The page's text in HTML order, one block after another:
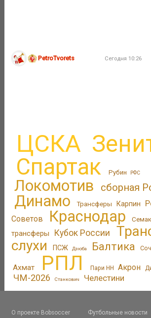
PetroTvorets Сегодня 10:26
ЦСКА
Спартак Рубин РФС
Локомотив сборная
Динамо Трансферы Карпин
Советов
Краснодар Семак
трансферы
Кубок России
слухи
ПСЖ Дзюба Балтика
Ахмат РПЛ Пари НН Акрон
ЧМ-2026 Станкович Челестини
О проекте Bobsoccer
Футбольные новости